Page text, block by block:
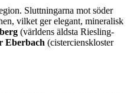
Sluttningarna mot söder
vilket ger elegant, mineralisk
(världens äldsta Riesling-
Eberbach (cistercienskloster